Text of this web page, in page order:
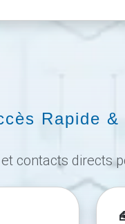
Rapide &
contacts directs